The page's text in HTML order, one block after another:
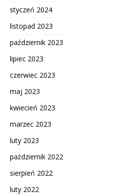
styczeń 2024
listopad 2023
październik 2023
lipiec 2023
czerwiec 2023
maj 2023
kwiecień 2023
marzec 2023
luty 2023
październik 2022
sierpień 2022
luty 2022